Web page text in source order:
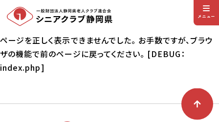
メニュー
ページを正しく表示できませんでした。 お手数ですが、ブラウ
ザの機能で前のページに戻ってください。 [DEBUG：
index.php]